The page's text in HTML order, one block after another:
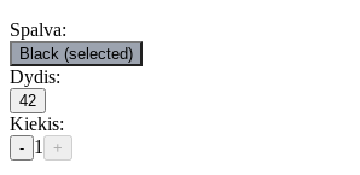
Spalva:
Black (selected)
Dydis:
42
Kiekis:
- 1 +